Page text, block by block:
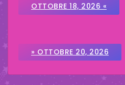
OTTOBRE 18, 2026 «
» OTTOBRE 20, 2026